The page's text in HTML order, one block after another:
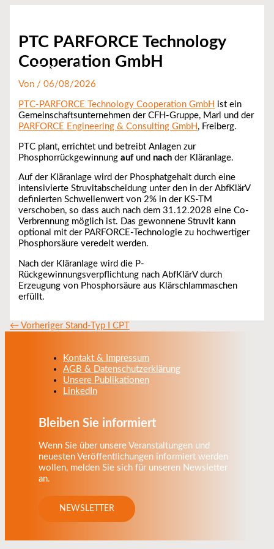
PTC PARFORCE Technology
Cooperation GmbH
Von /06/08/2026
PTC-PARFORCE Technology Cooperation GmbH ist ein
Gemeinschaftsunternehmen der CFH-Gruppe, Marl und der
PARFORCE Engineering & Consulting GmbH , Freiberg.
PTC plant, errichtet und betreibt Anlagen zur
Phosphorrückgewinnungaufund nach der Kläranlage.
Auf der Kläranlage wird der Phosphatgehalt durch eine
intensivierte Struvitabscheidung unter den in der AbfKlärV
definierten Schwellenwert von 2% in der KS-TM
verschoben, so dass auch nach dem 31.12.2028 eine Co-
Verbrennung möglich ist. Das gewonnene Struvit kann
optional mit der PARFORCE-Technologie zu hochwertiger
Phosphorsäure veredelt werden.
Nach der Kläranlage wird die P-
Rückgewinnungsverpflichtung nach AbfKlärV durch
Erzeugung von Phosphorsäure aus Klärschlammaschen
erfüllt.
← Vorheriger Stand-Typ I CPT
Kontakt & Impressum
AGB & Datenschutzerklärung
Unsere Publikationen
LinkedIn
Bleiben Sie informiert
Wenn Sie über unsere Veranstaltungen und
neuesten Veröffentlichungen informiert werden
wollen, melden Sie sich für unseren Newsletter
an.
NEWSLETTER